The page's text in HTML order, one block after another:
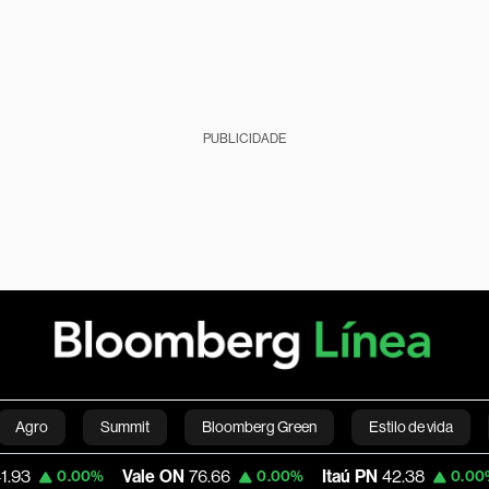
PUBLICIDADE
Agro Summit Bloomberg Green Estilo de vida
pessoais Viagens Internacional Brasil
Vale ON 76.66 0.00% Itaú PN 42.38 0.00%